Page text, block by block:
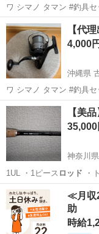
ワ シマノ タマン
釣り …
沖縄 那覇市 古島
【代
4,000円
沖縄県
ワ シマノ タマン
釣り …
沖縄 那覇市 古島
【美
35,000
神奈川
1UL ・1ピース ロッド ・
竿 ライン ジグ… ジギ
神奈川 横浜市 そ
≪月収
助
時給